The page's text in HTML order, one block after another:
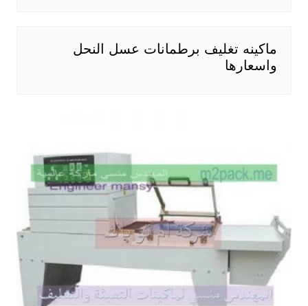
ماكينه تغليف برطمانات عسل النحل
واسعارها